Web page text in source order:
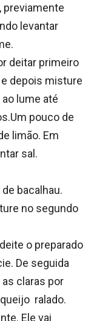
previamente
levantar
deitar primeiro
depois misture
lume até
pouco de
limão. Em
sal.
bacalhau.
no segundo
o preparado
De seguida
claras por
ralado.
Ele vai